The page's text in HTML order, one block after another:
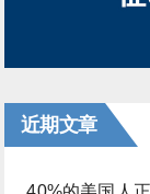
近期文章